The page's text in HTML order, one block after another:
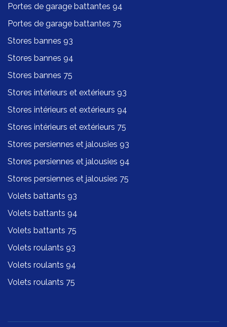
Portes de garage battantes 94
Portes de garage battantes 75
Stores bannes 93
Stores bannes 94
Stores bannes 75
Stores intérieurs et extérieurs 93
Stores intérieurs et extérieurs 94
Stores intérieurs et extérieurs 75
Stores persiennes et jalousies 93
Stores persiennes et jalousies 94
Stores persiennes et jalousies 75
Volets battants 93
Volets battants 94
Volets battants 75
Volets roulants 93
Volets roulants 94
Volets roulants 75